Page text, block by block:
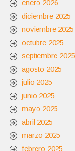
enero 2026
diciembre 2025
noviembre 2025
octubre 2025
septiembre 2025
agosto 2025
julio 2025
junio 2025
mayo 2025
abril 2025
marzo 2025
febrero 2025